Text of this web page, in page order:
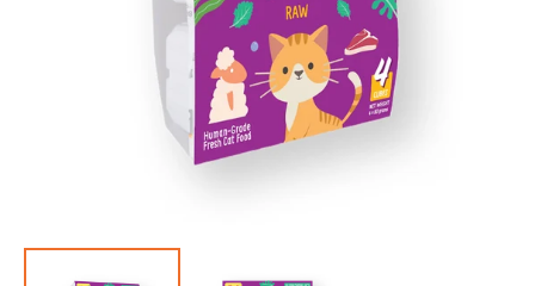
啟
圖
庫
檢
中